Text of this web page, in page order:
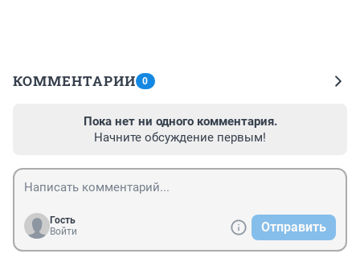
КОММЕНТАРИИ 0
Пока нет ни одного комментария.
Начните обсуждение первым!
Гость
Войти
Отправить